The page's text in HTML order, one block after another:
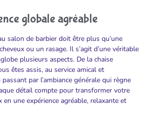
globale agréable
salon de barbier doit être plus qu’une
ou un rasage. Il s’agit d’une véritable
plusieurs aspects. De la chaise
êtes assis, au service amical et
par l’ambiance générale qui règne
détail compte pour transformer votre
en une expérience agréable, relaxante et